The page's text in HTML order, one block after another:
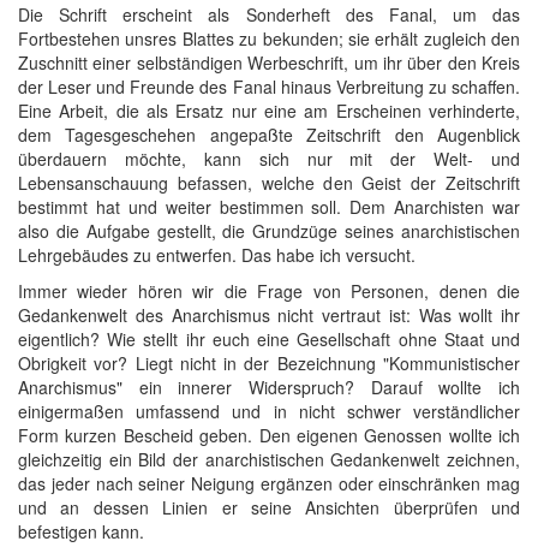
Die Schrift erscheint als Sonderheft des Fanal, um das
Fortbestehen unsres Blattes zu bekunden; sie erhält zugleich den
Zuschnitt einer selbständigen Werbeschrift, um ihr über den Kreis
der Leser und Freunde des Fanal hinaus Verbreitung zu schaffen.
Eine Arbeit, die als Ersatz nur eine am Erscheinen verhinderte,
dem Tagesgeschehen angepaßte Zeitschrift den Augenblick
überdauern möchte, kann sich nur mit der Welt- und
Lebensanschauung befassen, welche den Geist der Zeitschrift
bestimmt hat und weiter bestimmen soll. Dem Anarchisten war
also die Aufgabe gestellt, die Grundzüge seines anarchistischen
Lehrgebäudes zu entwerfen. Das habe ich versucht.
Immer wieder hören wir die Frage von Personen, denen die
Gedankenwelt des Anarchismus nicht vertraut ist: Was wollt ihr
eigentlich? Wie stellt ihr euch eine Gesellschaft ohne Staat und
Obrigkeit vor? Liegt nicht in der Bezeichnung "Kommunistischer
Anarchismus" ein innerer Widerspruch? Darauf wollte ich
einigermaßen umfassend und in nicht schwer verständlicher
Form kurzen Bescheid geben. Den eigenen Genossen wollte ich
gleichzeitig ein Bild der anarchistischen Gedankenwelt zeichnen,
das jeder nach seiner Neigung ergänzen oder einschränken mag
und an dessen Linien er seine Ansichten überprüfen und
befestigen kann.